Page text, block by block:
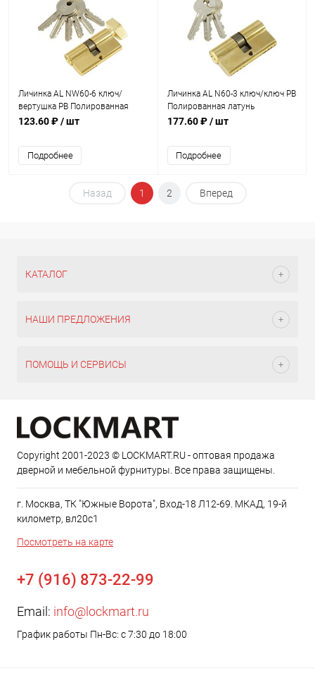
Личинка AL NW60-6 ключ/
вертушка PB Полированная
латунь
123.60 ₽/ шт
Подробнее
Личинка AL N60-3 ключ/ключ PB
Полированная латунь
177.60 ₽/ шт
Подробнее
Назад 1 2 Вперед
КАТАЛОГ
НАШИ ПРЕДЛОЖЕНИЯ
ПОМОЩЬ И СЕРВИСЫ
Copyright 2001-2023 © LOCKMART.RU - оптовая продажа
дверной и мебельной фурнитуры. Все права защищены.
г. Москва, ТК "Южные Ворота", Вход-18 Л12-69. МКАД, 19-й
километр, вл20с1
Посмотреть на карте
+7 (916) 873-22-99
Email: info@lockmart.ru
График работы Пн-Вс: с 7:30 до 18:00